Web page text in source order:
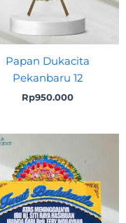
Papan Dukacita
Pekanbaru 12
Rp950.000